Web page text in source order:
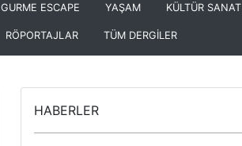
GURME ESCAPE YAŞAM KÜLTÜR SANAT
RÖPORTAJLAR TÜM DERGİLER
HABERLER